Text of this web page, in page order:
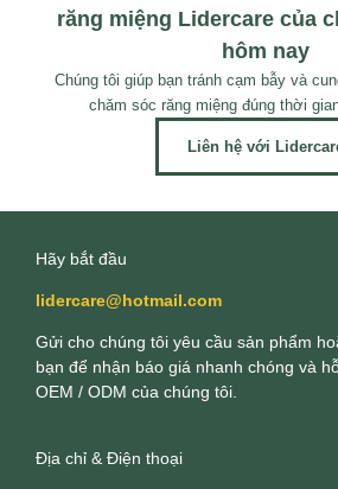
răng miệng Lidercare của
hôm nay
Chúng tôi giúp bạn tránh cạm bẫy và
chăm sóc răng miệng đúng thời
Liên hệ với
Hãy bắt đầu
lidercare@hotmail.com
Gửi cho chúng tôi yêu cầu sản phẩm
bạn để nhận báo giá nhanh chóng và
OEM / ODM của chúng tôi.
Địa chỉ & Điện thoại